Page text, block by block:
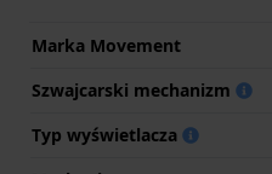
Marka Movement
Szwajcarski mechanizm
Typ wyświetlacza